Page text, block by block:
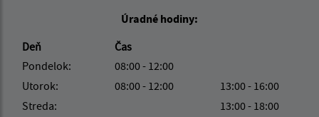
Úradné hodiny:
Deň
Čas
Pondelok:
08:00 - 12:00
Utorok:
08:00 - 12:00
13:00 - 16:00
Streda:
13:00 - 18:00